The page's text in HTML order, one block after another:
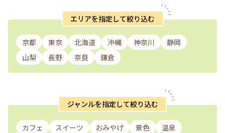
エリアを指定して絞り込む
京都 東京 北海道 沖縄 神奈川
静岡
山梨
長野 奈良 鎌倉
ジャンルを指定して絞り込む
カフェ スイーツ おみやげ 景色
温泉